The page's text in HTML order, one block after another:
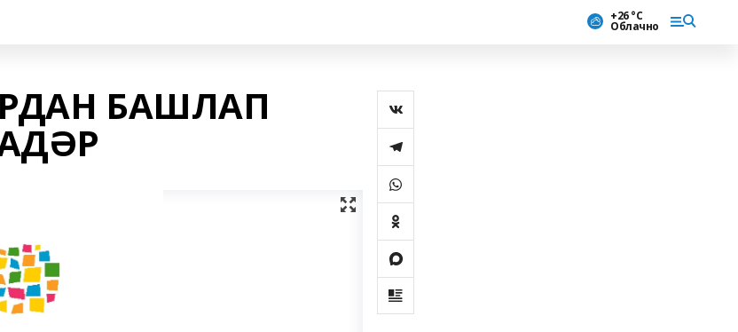
+26 °С
Облачно
БАШЛАП